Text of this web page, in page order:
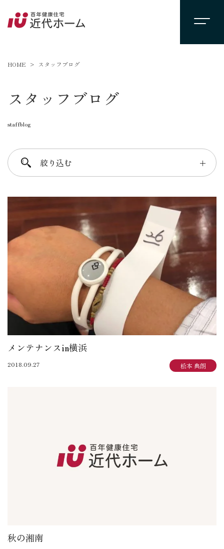
HOME スタッフブログ
スタッフブログ
staffblog
絞り込む ＋
進士 芳：FREE TIME
柴田 守：koko a koko
千葉 徳義：Nori’s room
大賀 真寿美：住まいも気持ちもゆったりと
野原 正彦：リフォーム日誌
加田 奈美：子育てママのデザインダイアリー
岩崎 達也：岩ブロ
石渡 秀樹：建築士日記
三俣 忠史：日々記
陳 鵬：陳道中
松本 典朗：近代ホームイズム継承者の気づき
メンテナンスin横浜
2018.09.27 松本 典朗
秋の湘南